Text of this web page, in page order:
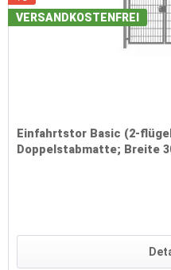
VERSANDKOSTENFREI
Einfahrtstor Basic (2-
Doppelstabmatte; Breite